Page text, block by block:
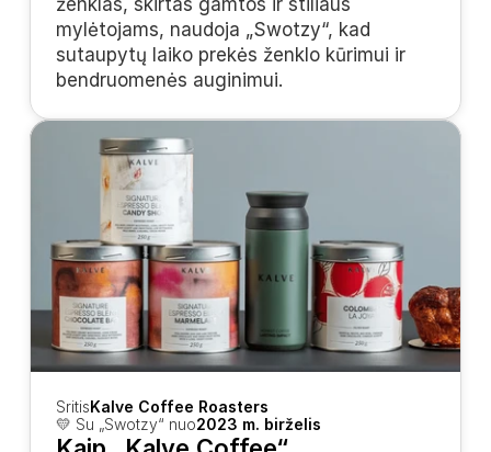
ženklas, skirtas gamtos ir stiliaus
mylėtojams, naudoja „Swotzy“, kad
sutaupytų laiko prekės ženklo kūrimui ir
bendruomenės auginimui.
SritisKalve Coffee Roasters
💛 Su „Swotzy“ nuo2023 m. birželis